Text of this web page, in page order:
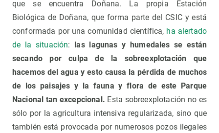
que se encuentra Doñana. La propia Estación
Biológica de Doñana, que forma parte del CSIC y está
conformada por una comunidad científica, ha alertado
de la situación:
las lagunas y humedales se están
secando por culpa de la sobreexplotación que
hacemos del agua y esto causa la pérdida de muchos
de los paisajes y la fauna y flora de este Parque
Nacional tan excepcional. Esta sobreexplotación no es
sólo por la agricultura intensiva regularizada, sino que
también está provocada por numerosos pozos ilegales